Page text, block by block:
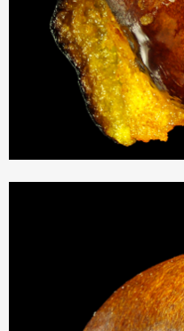
THIS SEARCH BAR ONLY
WEBSITE! NON-GERMAN
ON